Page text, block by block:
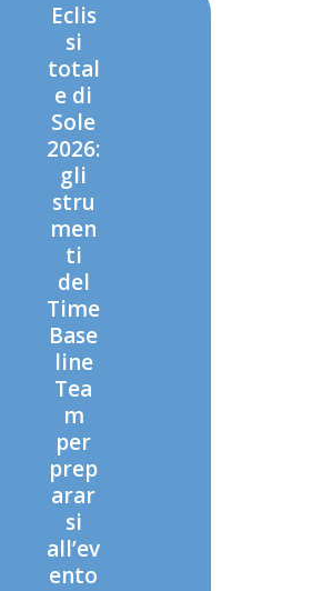
Eclis
si
total
e di
Sole
2026:
gli
stru
men
ti
del
Time
Base
line
Tea
m
per
prep
arar
si
all’ev
ento